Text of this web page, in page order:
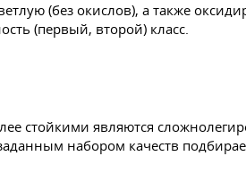
(без окислов), а также
(первый, второй) класс.
стойкими являются
набором качеств